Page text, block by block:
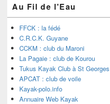
Au Fil de l'Eau
FFCK : la fédé
C.R.C.K. Guyane
CCKM : club du Maroni
La Pagaie : club de Kourou
Tukus Kayak Club à St Georges
APCAT : club de voile
Kayak-polo.info
Annuaire Web Kayak